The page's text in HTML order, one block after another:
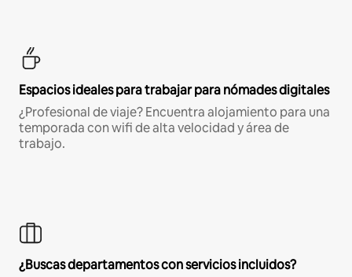
Espacios ideales para trabajar para nómades digitales
¿Profesional de viaje? Encuentra alojamiento para una
temporada con wifi de alta velocidad y área de
trabajo.
¿Buscas departamentos con servicios incluidos?